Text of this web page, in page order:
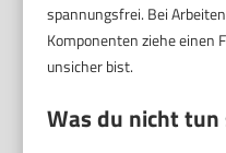
spannungsfrei. Bei
Komponenten ziehe einen
unsicher bist.
Was du nicht